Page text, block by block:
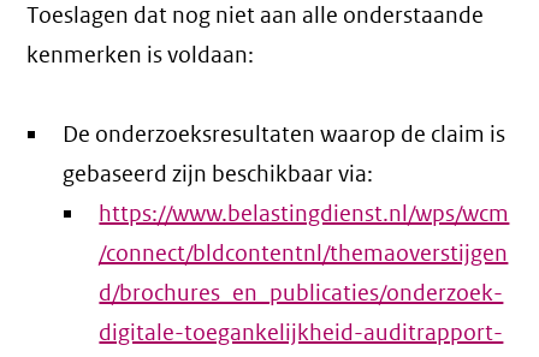
Toeslagen dat nog niet aan alle onderstaande
kenmerken is voldaan:
De onderzoeksresultaten waarop de claim is
gebaseerd zijn beschikbaar via:
https://www.belastingdienst.nl/wps/wcm
/connect/bldcontentnl/themaoverstijgen
d/brochures_en_publicaties/onderzoek-
digitale-toegankelijkheid-auditrapport-